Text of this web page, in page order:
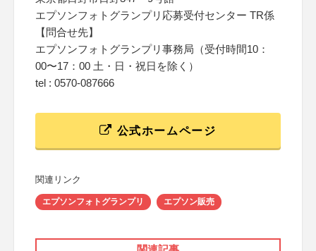
エプソンフォトグランプリ応募受付センター TR係
【問合せ先】
エプソンフォトグランプリ事務局（受付時間10：
00〜17：00 土・日・祝日を除く）
tel : 0570-087666
公式ホームページ
関連リンク
エプソンフォトグランプリ エプソン販売